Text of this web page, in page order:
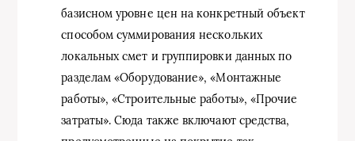
базисном уровне цен на конкретный объект
способом суммирования нескольких
локальных смет и группировки данных по
разделам «Оборудование», «Монтажные
работы», «Строительные работы», «Прочие
затраты». Сюда также включают средства,